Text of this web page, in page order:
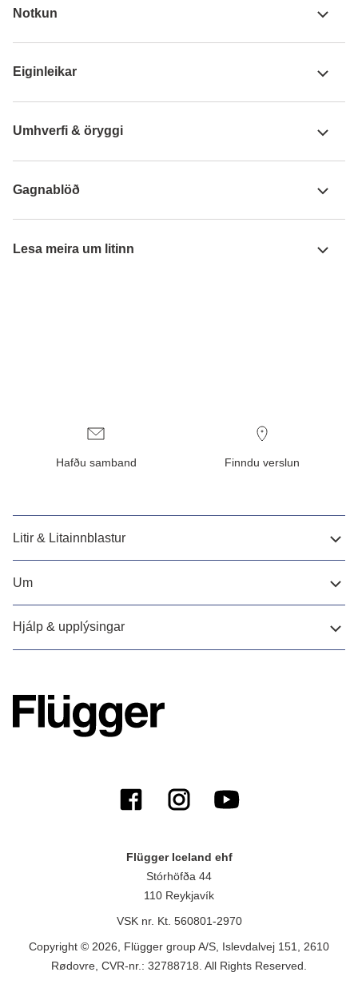
Notkun
Eiginleikar
Umhverfi & öryggi
Gagnablöð
Lesa meira um litinn
Hafðu samband Finndu verslun
Litir & Litainnblastur
Um
Hjálp & upplýsingar
Flügger Iceland ehf
Stórhöfða 44
110 Reykjavík
VSK nr. Kt. 560801-2970
Copyright © 2026, Flügger group A/S, Islevdalvej 151, 2610
Rødovre, CVR-nr.: 32788718. All Rights Reserved.